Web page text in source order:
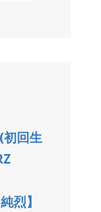
初回生
烈】